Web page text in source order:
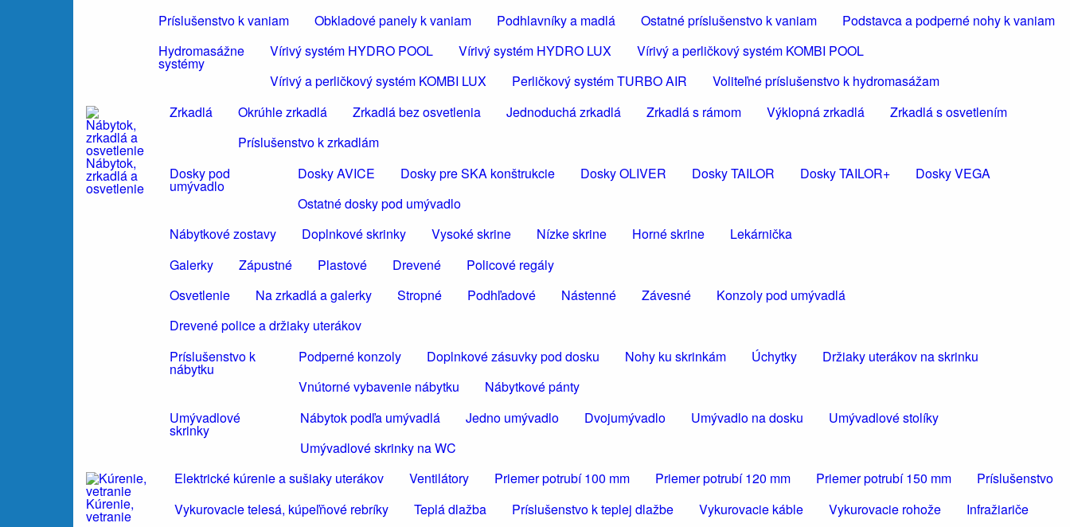
Príslušenstvo k vaniam
Obkladové panely k vaniam Podhlavníky a madlá Ostatné príslušenstvo k vaniam
Podstavca a podperné nohy k vaniam
Hydromasážne
systémy
Vírivý systém HYDRO POOL Vírivý systém HYDRO LUX
Vírivý a perličkový systém KOMBI POOL
Vírivý a perličkový systém KOMBI LUX
Perličkový systém TURBO AIR Voliteľné príslušenstvo k hydromasážam
Nábytok,
zrkadlá a
osvetlenie
Zrkadlá Okrúhle zrkadlá Zrkadlá bez osvetlenia Jednoduchá zrkadlá Zrkadlá s rámom Výklopná zrkadlá
Zrkadlá s osvetlením
Príslušenstvo k zrkadlám
Dosky pod
umývadlo
Dosky AVICE Dosky pre SKA konštrukcie Dosky OLIVER Dosky TAILOR Dosky TAILOR+
Dosky VEGA
Ostatné dosky pod umývadlo
Nábytkové zostavy
Doplnkové skrinky Vysoké skrine Nízke skrine Horné skrine
Lekárnička
Galerky
Zápustné Plastové Drevené
Policové regály
Osvetlenie
Na zrkadlá a galerky Stropné Podhľadové Nástenné Závesné
Konzoly pod umývadlá
Drevené police a držiaky uterákov
Príslušenstvo k
nábytku
Podperné konzoly Doplnkové zásuvky pod dosku Nohy ku skrinkám Úchytky
Držiaky uterákov na skrinku
Vnútorné vybavenie nábytku
Nábytkové pánty
Umývadlové
skrinky
Nábytok podľa umývadlá Jedno umývadlo Dvojumývadlo Umývadlo na dosku
Umývadlové stolíky
Umývadlové skrinky na WC
Kúrenie,
vetranie
Elektrické kúrenie a sušiaky uterákov Ventilátory Priemer potrubí 100 mm Priemer potrubí 120 mm Priemer potrubí 150 mm
Príslušenstvo
Vykurovacie telesá, kúpeľňové rebríky
Teplá dlažba Príslušenstvo k teplej dlažbe Vykurovacie káble Vykurovacie rohože
Infražiariče